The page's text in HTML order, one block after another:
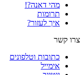
מהי דאנה?!
תרומות
איך לעזור?
צרו קשר
כתובות וטלפונים
אימייל